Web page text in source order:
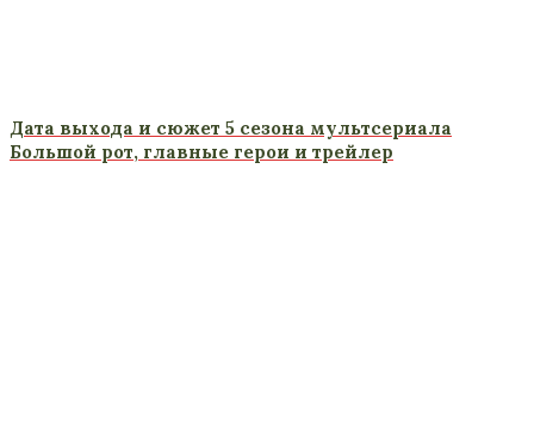
Дата выхода и сюжет 5 сезона мультсериала
Большой рот, главные герои и трейлер